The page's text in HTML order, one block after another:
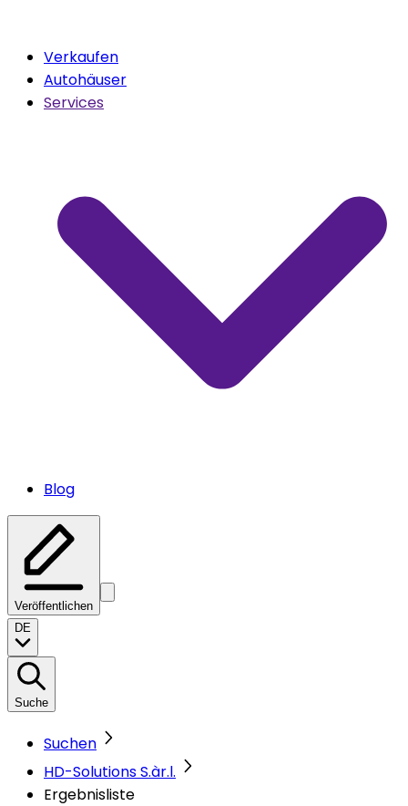
Verkaufen
Autohäuser
Services
Blog
Veröffentlichen
DE
Suche
Suchen
HD-Solutions S.àr.l.
Ergebnisliste